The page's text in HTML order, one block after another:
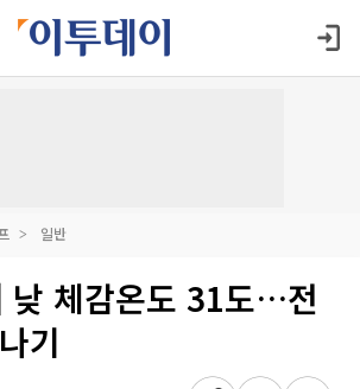
일반
낮 체감온도 31도…전
기